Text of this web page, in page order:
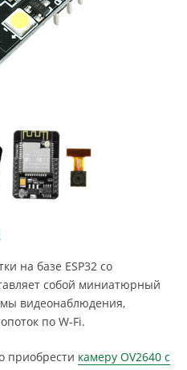
на основе опроса
на базе ESP32 со
собой миниатюрный
видеонаблюдения,
по W-Fi.
приобрести камеру OV2640 с